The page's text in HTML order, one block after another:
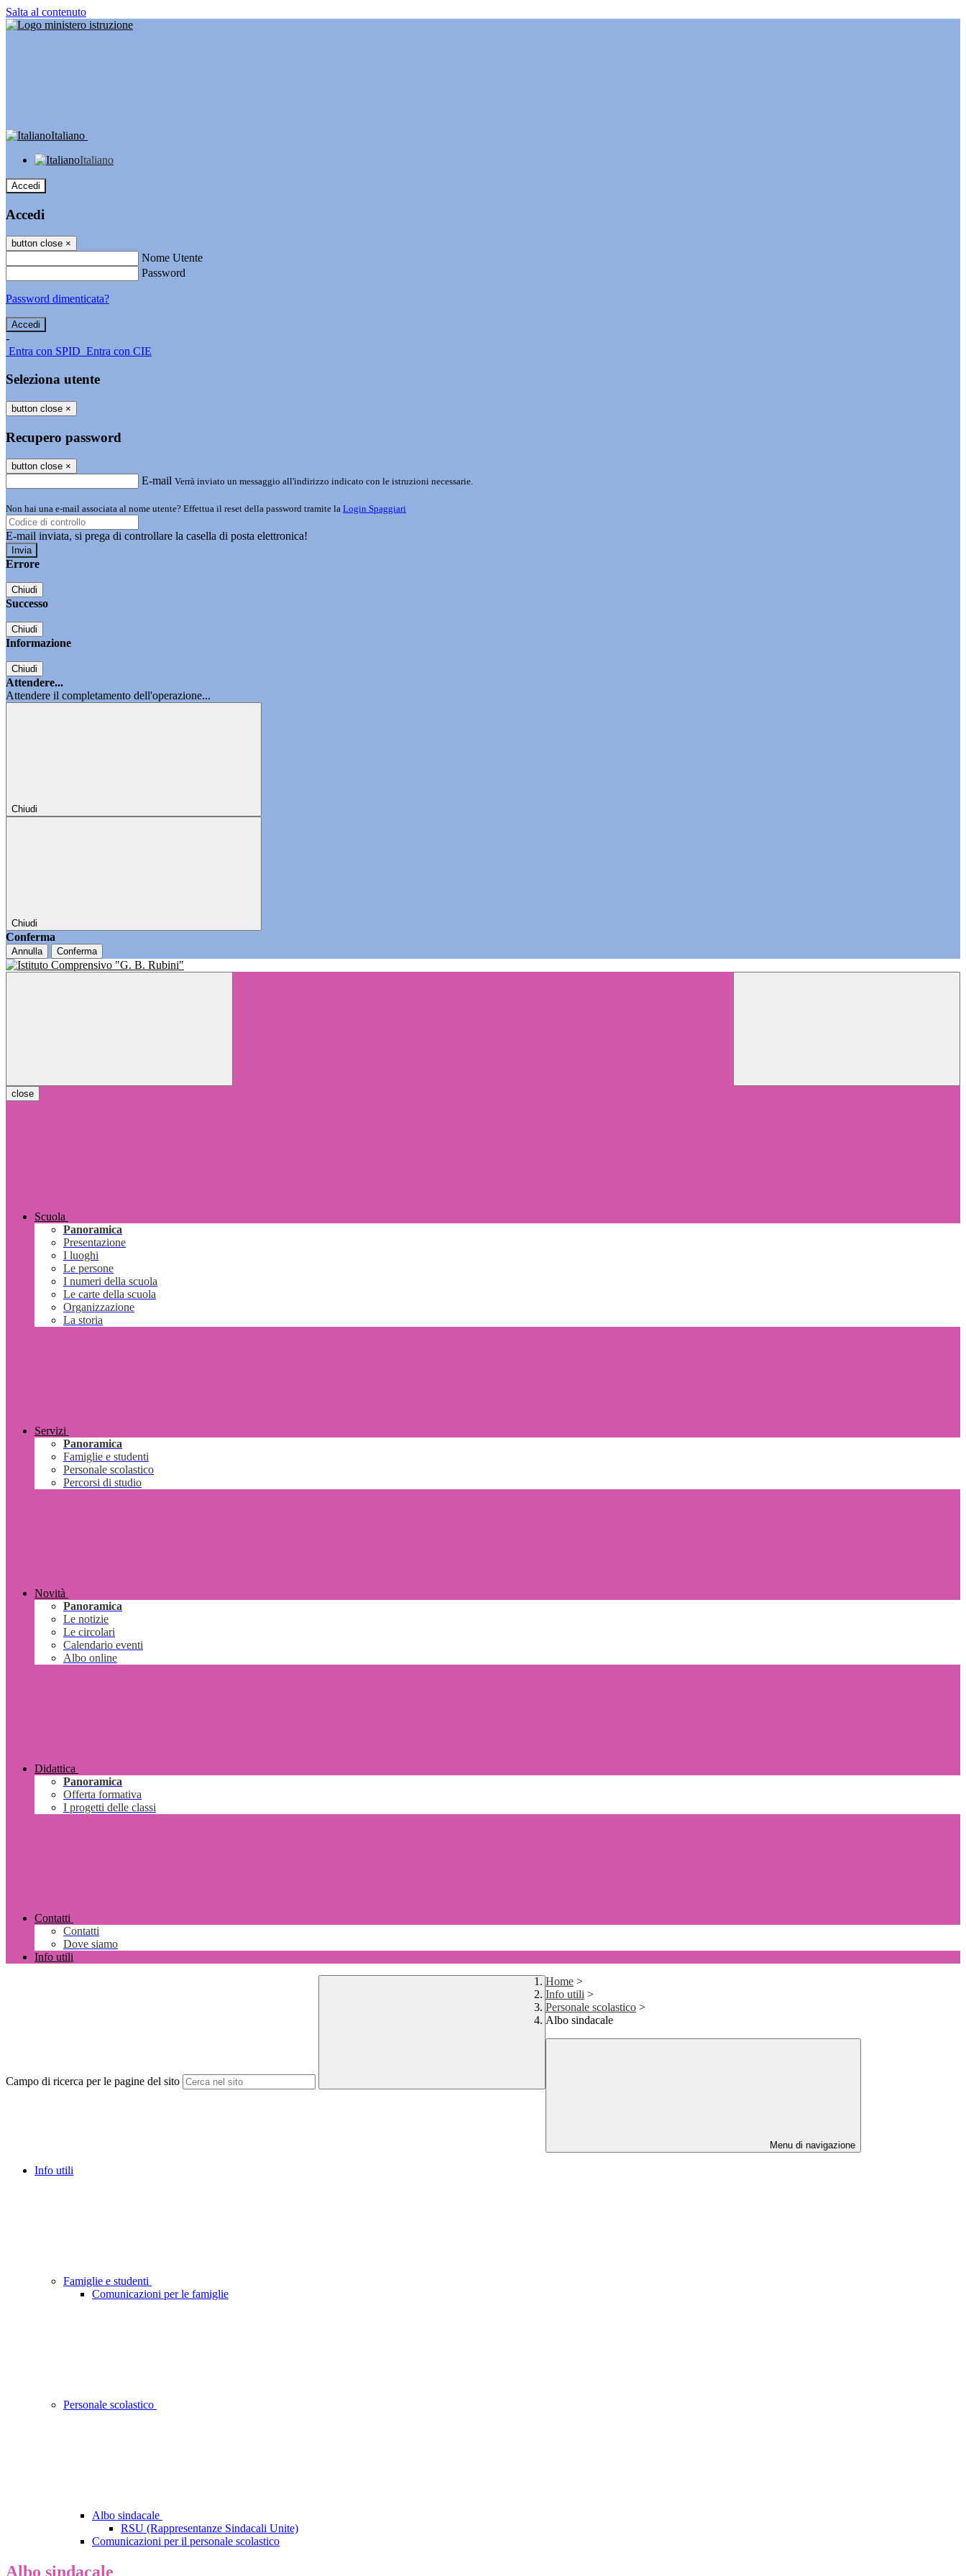
Salta al contenuto
Italiano
Italiano
Accedi
Accedi
button close ×
Nome Utente
Password
Password dimenticata?
-
Entra con SPID Entra con CIE
Seleziona utente
button close ×
Recupero password
button close ×
E-mail Verrà inviato un messaggio all'indirizzo indicato con le istruzioni necessarie.
Non hai una e-mail associata al nome utente? Effettua il reset della password tramite la Login Spaggiari
E-mail inviata, si prega di controllare la casella di posta elettronica!
Errore
Chiudi
Successo
Chiudi
Informazione
Chiudi
Attendere...
Attendere il completamento dell'operazione...
Chiudi
Chiudi
Conferma
Annulla Conferma
close
Scuola
Panoramica
Presentazione
I luoghi
Le persone
I numeri della scuola
Le carte della scuola
Organizzazione
La storia
Servizi
Panoramica
Famiglie e studenti
Personale scolastico
Percorsi di studio
Novità
Panoramica
Le notizie
Le circolari
Calendario eventi
Albo online
Didattica
Panoramica
Offerta formativa
I progetti delle classi
Contatti
Contatti
Dove siamo
Info utili
Campo di ricerca per le pagine del sito
Home >
Info utili >
Personale scolastico >
Albo sindacale
Menu di navigazione
Info utili
Famiglie e studenti
Comunicazioni per le famiglie
Personale scolastico
Albo sindacale
RSU (Rappresentanze Sindacali Unite)
Comunicazioni per il personale scolastico
Albo sindacale